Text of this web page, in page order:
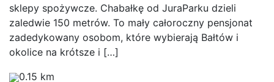
sklepy spożywcze. Chabałkę od JuraParku dzieli
zaledwie 150 metrów. To mały całoroczny pensjonat
zadedykowany osobom, które wybierają Bałtów i
okolice na krótsze i […]
0.15 km